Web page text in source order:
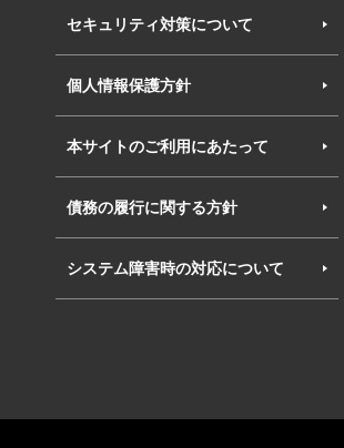
セキュリティ対策について
個人情報保護方針
本サイトのご利用にあたって
債務の履行に関する方針
システム障害時の対応について